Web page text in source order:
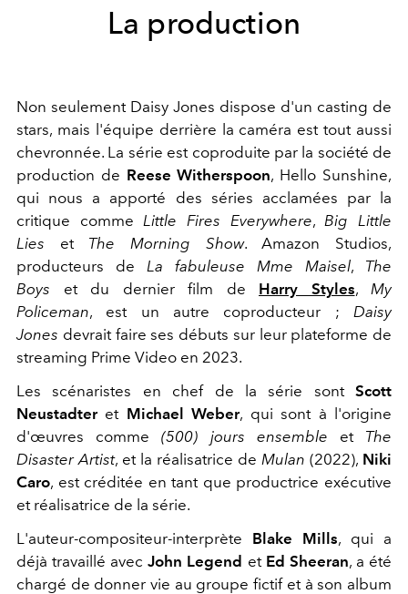
La production
Non seulement Daisy Jones dispose d'un casting de
stars, mais l'équipe derrière la caméra est tout aussi
chevronnée. La série est coproduite par la société de
production de Reese Witherspoon, Hello Sunshine,
qui nous a apporté des séries acclamées par la
critique comme Little Fires Everywhere, Big Little
Lies
et The Morning Show. Amazon Studios,
producteurs de
La fabuleuse Mme Maisel,
The
Boys
et du dernier film de Harry Styles,
My
Policeman, est un autre coproducteur ;
Daisy
Jones devrait faire ses débuts sur leur plateforme de
streaming Prime Video en 2023.
Les scénaristes en chef de la série sont
Scott
Neustadter et Michael Weber, qui sont à l'origine
d'œuvres comme
(500) jours ensemble et
The
Disaster Artist, et la réalisatrice de Mulan (2022), Niki
Caro, est créditée en tant que productrice exécutive
et réalisatrice de la série.
L'auteur-compositeur-interprète
Blake Mills, qui a
déjà travaillé avec John Legend et Ed Sheeran, a été
chargé de donner vie au groupe fictif et à son album